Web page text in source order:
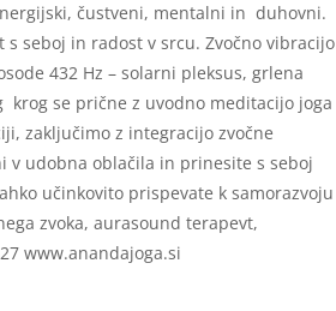
čustveni, mentalni in duhovni.
seboj in radost v srcu. Zvočno vibracijo
432 Hz – solarni pleksus, grlena
se prične z uvodno meditacijo joga
zaključimo z integracijo zvočne
v udobna oblačila in prinesite s seboj
učinkovito prispevate k samorazvoju
zvoka, aurasound terapevt,
www.anandajoga.si